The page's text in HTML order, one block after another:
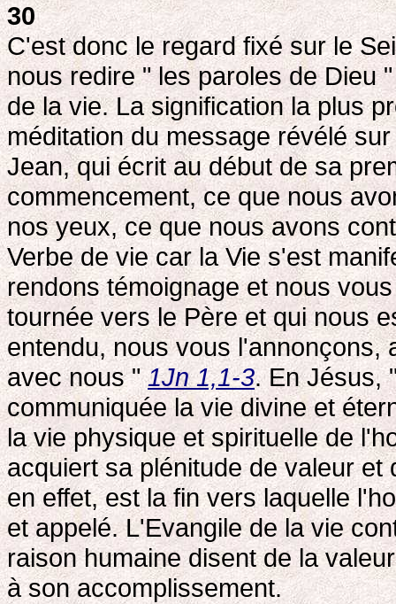
30
C'est donc le regard fixé sur le
nous redire " les paroles de Dieu
de la vie. La signification la plus
méditation du message révélé
Jean, qui écrit au début de sa
commencement, ce que nous
nos yeux, ce que nous avons
Verbe de vie car la Vie s'est
rendons témoignage et nous
tournée vers le Père et qui nous
entendu, nous vous l'annonçons,
avec nous "1Jn 1,1-3. En Jésus,
communiquée la vie divine et
la vie physique et spirituelle de
acquiert sa plénitude de valeur
en effet, est la fin vers laquelle
et appelé. L'Evangile de la vie
raison humaine disent de la
à son accomplissement.